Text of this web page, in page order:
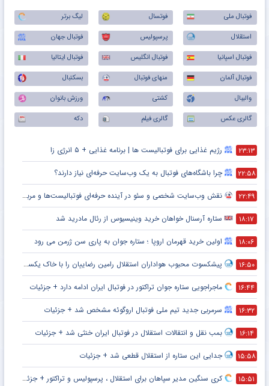
فوتبال ملی فوتسال
لیگ برتر
استقلال
پرسپولیس
فوتبال جهان
فوتبال اسپانیا
فوتبال انگلیس
فوتبال ایتالیا
فوتبال آلمان
منهای فوتبال
بسکتبال
والیبال
کشتی
ورزش بانوان
گالری عکس
گالری فیلم دکه
۲۳:۱۳ رژیم غذایی برای فوتبالیست ها | برنامه غذایی + ۵ انرژی زا
۲۲:۵۸ چرا باشگاه‌های فوتبال به یک وب‌سایت حرفه‌ای نیاز دارند؟
۲۲:۴۹ نقش وب‌سایت شخصی و سئو در آینده حرفه‌ای فوتبالیست‌ها و مربیان
۱۸:۱۷ ستاره آرسنال خواهان خرید وینیسیوس از رئال مادرید شد
۱۸:۰۶ اولین خرید قهرمان اروپا ؛ ستاره جوان به پاری سن ژرمن می رود
۱۶:۵۰ پیشکسوت محبوب هواداران استقلال رامین رضاییان را با خاک یکسان کرد + جزئیات
۱۶:۴۴ ماجراجویی ستاره جوان تراکتور در فوتبال ایران ادامه دارد + جزئیات
۱۶:۳۲ سرمربی جدید تیم ملی فوتبال اروگوئه مشخص شد + جزئیات
۱۶:۱۴ بمب نقل و انتقالات استقلال در فوتبال ایران خنثی شد + جزئیات
۱۵:۵۸ جدایی این ستاره از استقلال قطعی شد + جزئیات
۱۵:۵۱ کری سنگین مدیر سپاهان برای استقلال ، پرسپولیس و تراکتور + جزئیات